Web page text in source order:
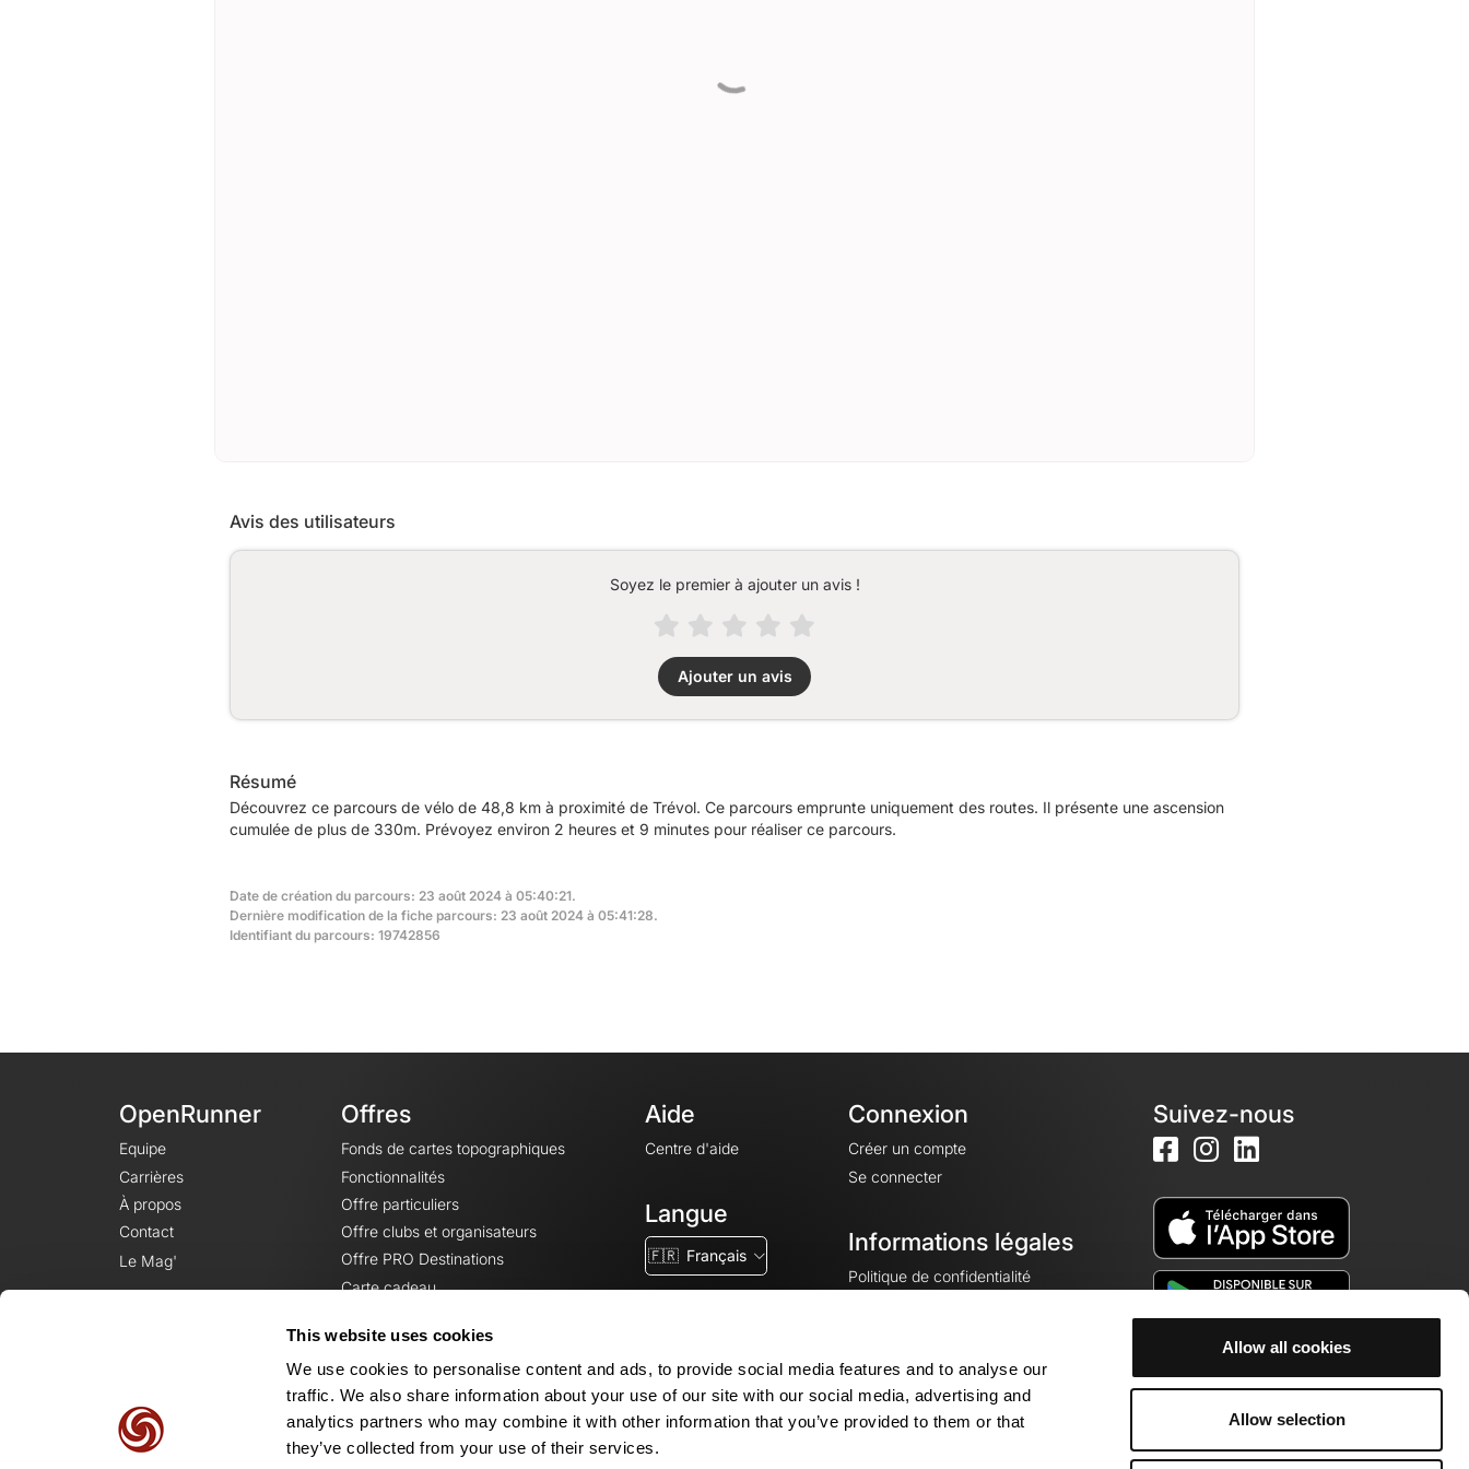
This website uses cookies
We use cookies to personalise content and ads, to provide social media features and to analyse our
traffic. We also share information about your use of our site with our social media, advertising and
analytics partners who may combine it with other information that you’ve provided to them or that
they’ve collected from your use of their services.
Allow all cookies
Allow selection
Avis des utilisateurs
Soyez le premier à ajouter un avis !
Ajouter un avis
Résumé
Découvrez ce parcours de vélo de 48,8 km à proximité de Trévol. Ce parcours emprunte uniquement des routes. Il présente une ascension
cumulée de plus de 330m. Prévoyez environ 2 heures et 9 minutes pour réaliser ce parcours.
Date de création du parcours: 23 août 2024 à 05:40:21.
Dernière modification de la fiche parcours: 23 août 2024 à 05:41:28.
Identifiant du parcours: 19742856
OpenRunner
Equipe
Carrières
À propos
Contact
Le Mag'
Offres
Fonds de cartes topographiques
Fonctionnalités
Offre particuliers
Offre clubs et organisateurs
Offre PRO Destinations
Carte cadeau
Aide
Centre d'aide
Langue
🇫🇷 Français
Connexion
Créer un compte
Se connecter
Informations légales
Politique de confidentialité
Mentions légales
Paramètres des cookies
Suivez-nous